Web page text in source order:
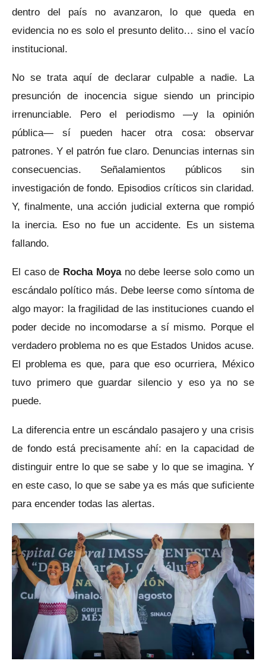
dentro del país no avanzaron, lo que queda en
evidencia no es solo el presunto delito… sino el vacío
institucional.
No se trata aquí de declarar culpable a nadie. La
presunción de inocencia sigue siendo un principio
irrenunciable. Pero el periodismo —y la opinión
pública— sí pueden hacer otra cosa: observar
patrones. Y el patrón fue claro. Denuncias internas sin
consecuencias. Señalamientos públicos sin
investigación de fondo. Episodios críticos sin claridad.
Y, finalmente, una acción judicial externa que rompió
la inercia. Eso no fue un accidente. Es un sistema
fallando.
El caso de Rocha Moya no debe leerse solo como un
escándalo político más. Debe leerse como síntoma de
algo mayor: la fragilidad de las instituciones cuando el
poder decide no incomodarse a sí mismo. Porque el
verdadero problema no es que Estados Unidos acuse.
El problema es que, para que eso ocurriera, México
tuvo primero que guardar silencio y eso ya no se
puede.
La diferencia entre un escándalo pasajero y una crisis
de fondo está precisamente ahí: en la capacidad de
distinguir entre lo que se sabe y lo que se imagina. Y
en este caso, lo que se sabe ya es más que suficiente
para encender todas las alertas.